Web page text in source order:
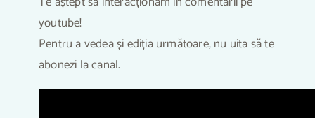
youtube!
Pentru a vedea și ediția următoare, nu uita să te
abonezi la canal.